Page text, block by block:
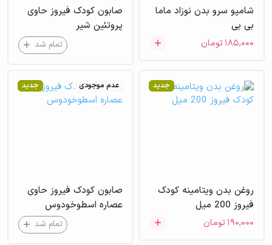
شامپو سرو بدن نوزاد ماما
بی بی
۱۸۵,۰۰۰تومان
صابون کودک فیروز حاوی
پروتئین شیر
تمام شد
جدید
روغن بدن ویتامینه کودک
فیروز 200 میل
۱۹۰,۰۰۰تومان
جدید عدم موجودی
صابون کودک فیروز حاوی
عصاره اسطوخودوس
تمام شد